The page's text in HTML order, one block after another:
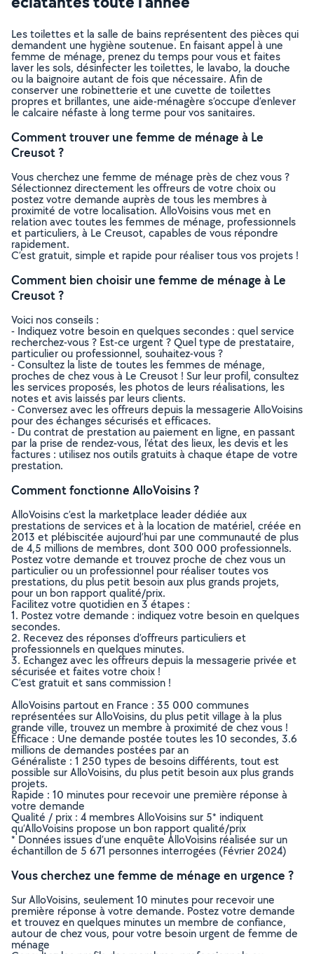
Les toilettes et la salle de bains représentent des pièces qui
demandent une hygiène soutenue. En faisant appel à une
femme de ménage, prenez du temps pour vous et faites
laver les sols, désinfecter les toilettes, le lavabo, la douche
ou la baignoire autant de fois que nécessaire. Afin de
conserver une robinetterie et une cuvette de toilettes
propres et brillantes, une aide-ménagère s’occupe d’enlever
le calcaire néfaste à long terme pour vos sanitaires.
Comment trouver une femme de ménage à Le
Creusot ?
Vous cherchez une femme de ménage près de chez vous ?
Sélectionnez directement les offreurs de votre choix ou
postez votre demande auprès de tous les membres à
proximité de votre localisation. AlloVoisins vous met en
relation avec toutes les femmes de ménage, professionnels
et particuliers, à Le Creusot, capables de vous répondre
rapidement.
C’est gratuit, simple et rapide pour réaliser tous vos projets !
Comment bien choisir une femme de ménage à Le
Creusot ?
Voici nos conseils :
- Indiquez votre besoin en quelques secondes : quel service
recherchez-vous ? Est-ce urgent ? Quel type de prestataire,
particulier ou professionnel, souhaitez-vous ?
- Consultez la liste de toutes les femmes de ménage,
proches de chez vous à Le Creusot ! Sur leur profil, consultez
les services proposés, les photos de leurs réalisations, les
notes et avis laissés par leurs clients.
- Conversez avec les offreurs depuis la messagerie AlloVoisins
pour des échanges sécurisés et efficaces.
- Du contrat de prestation au paiement en ligne, en passant
par la prise de rendez-vous, l’état des lieux, les devis et les
factures : utilisez nos outils gratuits à chaque étape de votre
prestation.
Comment fonctionne AlloVoisins ?
AlloVoisins c’est la marketplace leader dédiée aux
prestations de services et à la location de matériel, créée en
2013 et plébiscitée aujourd’hui par une communauté de plus
de 4,5 millions de membres, dont 300 000 professionnels.
Postez votre demande et trouvez proche de chez vous un
particulier ou un professionnel pour réaliser toutes vos
prestations, du plus petit besoin aux plus grands projets,
pour un bon rapport qualité/prix.
Facilitez votre quotidien en 3 étapes :
1. Postez votre demande : indiquez votre besoin en quelques
secondes.
2. Recevez des réponses d’offreurs particuliers et
professionnels en quelques minutes.
3. Echangez avec les offreurs depuis la messagerie privée et
sécurisée et faites votre choix !
C’est gratuit et sans commission !
AlloVoisins partout en France : 35 000 communes
représentées sur AlloVoisins, du plus petit village à la plus
grande ville, trouvez un membre à proximité de chez vous !
Efficace : Une demande postée toutes les 10 secondes, 3.6
millions de demandes postées par an
Généraliste : 1 250 types de besoins différents, tout est
possible sur AlloVoisins, du plus petit besoin aux plus grands
projets.
Rapide : 10 minutes pour recevoir une première réponse à
votre demande
Qualité / prix : 4 membres AlloVoisins sur 5* indiquent
qu’AlloVoisins propose un bon rapport qualité/prix
* Données issues d’une enquête AlloVoisins réalisée sur un
échantillon de 5 671 personnes interrogées (Février 2024)
Vous cherchez une femme de ménage en urgence ?
Sur AlloVoisins, seulement 10 minutes pour recevoir une
première réponse à votre demande. Postez votre demande
et trouvez en quelques minutes un membre de confiance,
autour de chez vous, pour votre besoin urgent de femme de
ménage